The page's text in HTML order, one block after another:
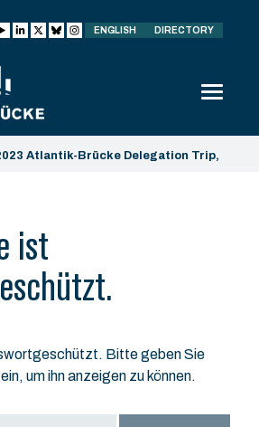
ENGLISH DIRECTORY
Atlantik-Brücke Delegation Trip,
ist
Bitte geben Sie
um ihn anzeigen zu können.